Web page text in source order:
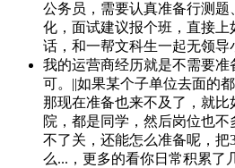
公务员，需要认真准备行测题
化，面试建议报个班，直接
话，和一帮文科生一起无领导
我的运营商经历就是不需要准
可。||如果某个子单位去面的
那现在准备也来不及了，就比
院，都是同学，然后岗位也
不了关，还能怎么准备呢，把
么...，更多的看你日常积累了